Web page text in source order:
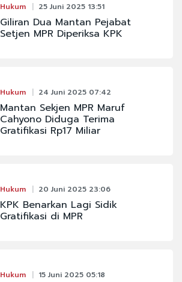
Hukum 25 Juni 2025 13:51
Giliran Dua Mantan Pejabat
Setjen MPR Diperiksa KPK
Hukum 24 Juni 2025 07:42
Mantan Sekjen MPR Maruf
Cahyono Diduga Terima
Gratifikasi Rp17 Miliar
Hukum 20 Juni 2025 23:06
KPK Benarkan Lagi Sidik
Gratifikasi di MPR
Hukum 15 Juni 2025 05:18